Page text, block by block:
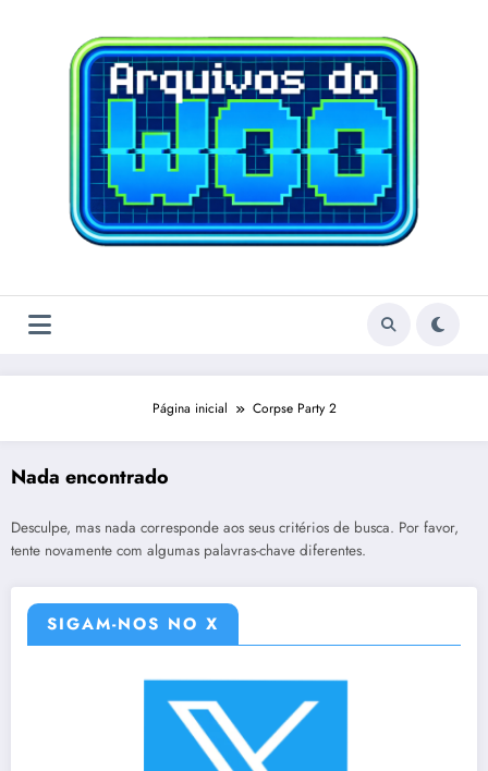
Página inicial Corpse Party 2
Nada encontrado
Desculpe, mas nada corresponde aos seus critérios de busca. Por favor,
tente novamente com algumas palavras-chave diferentes.
SIGAM-NOS NO X